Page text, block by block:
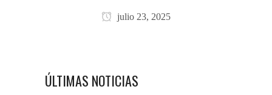
julio 23, 2025
ÚLTIMAS NOTICIAS